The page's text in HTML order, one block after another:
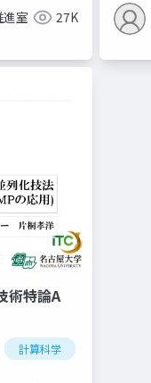
室 27K
術特論A
計算科学